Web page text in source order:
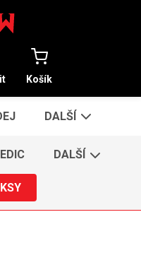
Košík
DALŠÍ
DALŠÍ